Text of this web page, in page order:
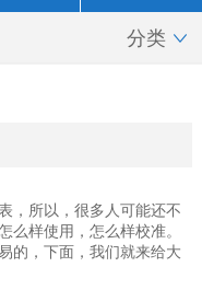
分类 
，所以，很多人可能还不
么样使用，怎么样校准。
的，下面，我们就来给大